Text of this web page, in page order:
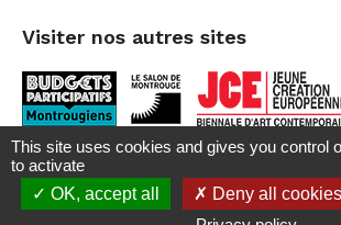
This site uses cookies and gives you control
to activate
OK, accept all
Deny all cookies
Visiter nos autres sites
Accueil Contact
Crédits et
Accessibilité :